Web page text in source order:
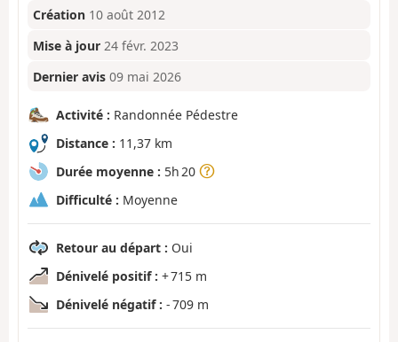
Création 10 août 2012
Mise à jour 24 févr. 2023
Dernier avis 09 mai 2026
Activité : Randonnée Pédestre
Distance : 11,37 km
Durée moyenne : 5h 20
Difficulté : Moyenne
Retour au départ : Oui
Dénivelé positif : + 715 m
Dénivelé négatif : - 709 m